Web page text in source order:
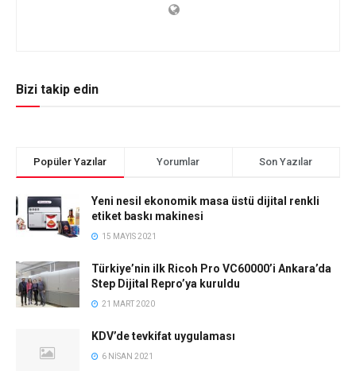
Bizi takip edin
Popüler Yazılar Yorumlar Son Yazılar
Yeni nesil ekonomik masa üstü dijital renkli
etiket baskı makinesi
15 MAYIS 2021
Türkiye’nin ilk Ricoh Pro VC60000’i Ankara’da
Step Dijital Repro’ya kuruldu
21 MART 2020
KDV’de tevkifat uygulaması
6 NISAN 2021